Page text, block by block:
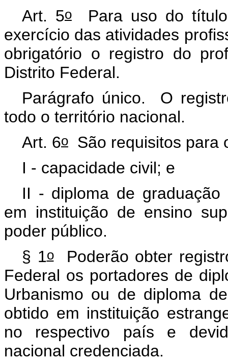
Art. 5oPara uso do título
exercício das atividades
obrigatório o registro do
Distrito Federal.
Parágrafo único. O
todo o território nacional.
Art. 6o São requisitos para
I - capacidade civil; e
II - diploma de
em instituição de ensino
poder público.
§ 1oPoderão obter
Federal os portadores de
Urbanismo ou de diploma
obtido em instituição
no respectivo país e
nacional credenciada.